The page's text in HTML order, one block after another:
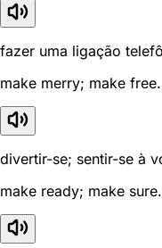
fazer uma ligação
make merry; make free.
divertir-se; sentir-se à
make ready; make sure.